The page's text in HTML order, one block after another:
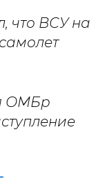
что ВСУ на
самолет
ОМБр